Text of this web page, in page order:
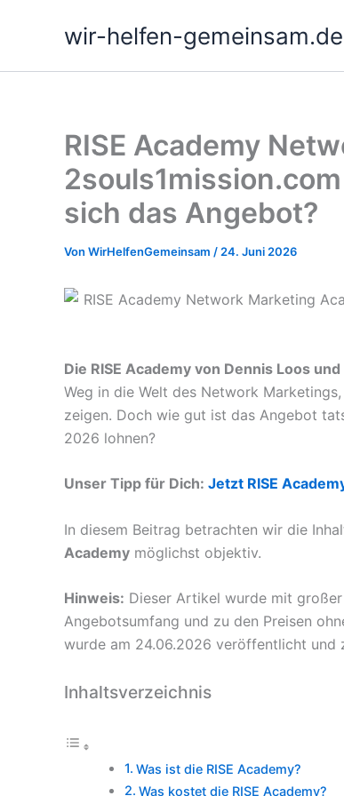
wir-helfen-gemeinsam.de
RISE Academy
sich das Angebot?
Von WirHelfenGemeinsam / 24. Juni 2026
Die RISE Academy von Dennis Loos
Weg in die Welt des Network
zeigen. Doch wie gut ist das Angebot
2026 lohnen?
Unser Tipp für Dich: Jetzt RISE
In diesem Beitrag betrachten wir die
Academy möglichst objektiv.
Hinweis: Dieser Artikel wurde mit
Angebotsumfang und zu den Preisen
wurde am 24.06.2026 veröffentlicht
Inhaltsverzeichnis
Was ist die RISE Academy?
Was kostet die RISE Academy?